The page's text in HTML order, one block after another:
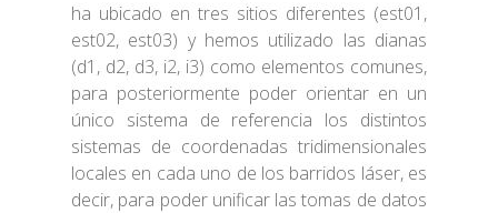
ha ubicado en tres sitios diferentes (est01,
est02, est03) y hemos utilizado las dianas
(d1, d2, d3, i2, i3) como elementos comunes,
para posteriormente poder orientar en un
único sistema de referencia los distintos
sistemas de coordenadas tridimensionales
locales en cada uno de los barridos láser, es
decir, para poder unificar las tomas de datos